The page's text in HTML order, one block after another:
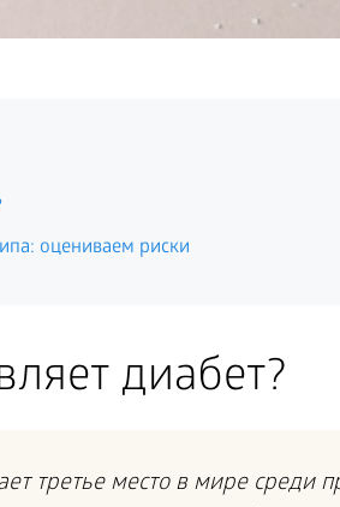
оцениваем риски
диабет?
третье место в мире среди